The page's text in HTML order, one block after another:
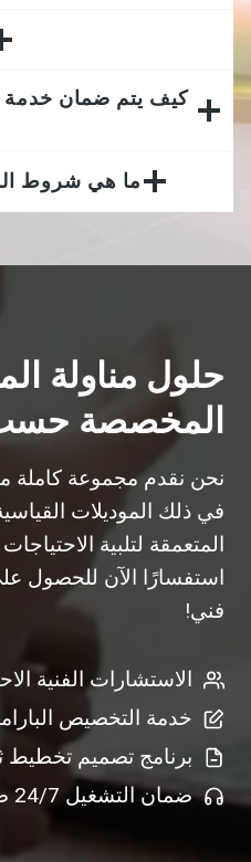
كيف يتم ضمان خدمة
ما هي شروط
حلول مناولة
المخصصة
نحن نقدم مجموعة كاملة
في ذلك الموديلات
المتعمقة لتلبية
استفسارًا الآن للحصول
فني!
الاستشارات الفنية
خدمة التخصيص
برنامج تصميم تخطيط
ضمان التشغيل 24/7 ضمان التشغيل 24/7